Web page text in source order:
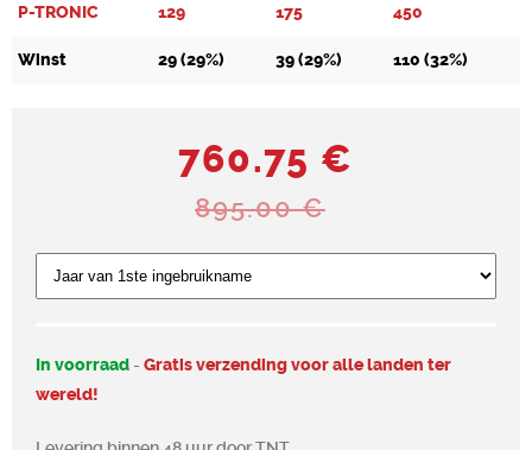
P-TRONIC 129 175 450
Winst 29 (29%) 39 (29%) 110 (32%)
760.75 €
895.00 €
In voorraad - Gratis verzending voor alle landen ter
wereld!